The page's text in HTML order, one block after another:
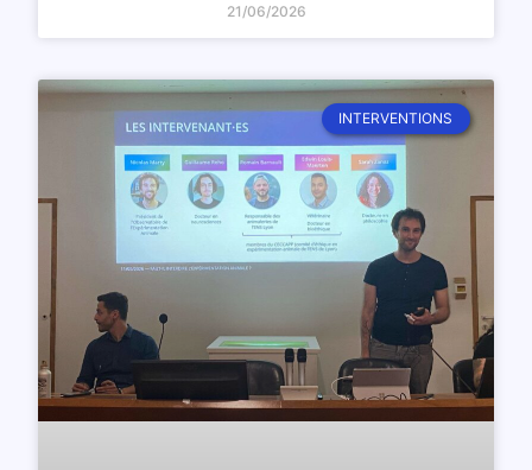
21/06/2026
INTERVENTIONS